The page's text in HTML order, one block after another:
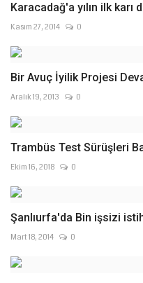
Karacadağ'a yılın ilk karı
Kasım 27, 2014 0
Bir Avuç İyilik Projesi
Aralık 19, 2013 0
Trambüs Test Sürüşleri
Ekim 16, 2018 0
Şanlıurfa'da Bin işsizi
Mart 18, 2014 0